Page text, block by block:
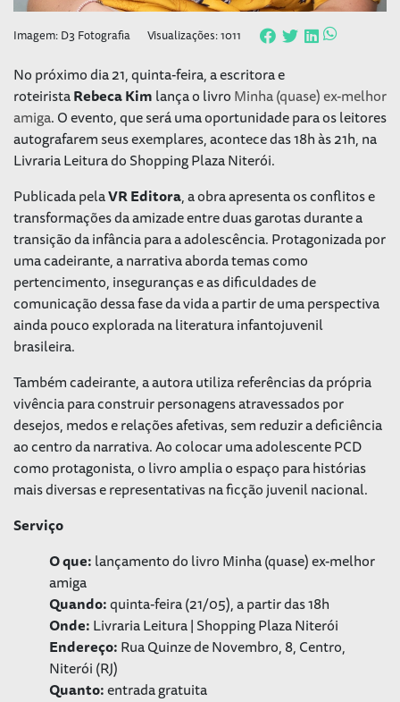
Imagem: D3 Fotografia Visualizações: 1011
No próximo dia 21, quinta-feira, a escritora e
roteiristaRebeca Kimlança o livroMinha (quase) ex-melhor
amiga. O evento, que será uma oportunidade para os leitores
autografarem seus exemplares, acontece das 18h às 21h, na
Livraria Leitura do Shopping Plaza Niterói.
Publicada pelaVR Editora, a obra apresenta os conflitos e
transformações da amizade entre duas garotas durante a
transição da infância para a adolescência. Protagonizada por
uma cadeirante, a narrativa aborda temas como
pertencimento, inseguranças e as dificuldades de
comunicação dessa fase da vida a partir de uma perspectiva
ainda pouco explorada na literatura infantojuvenil
brasileira.
Também cadeirante, a autora utiliza referências da própria
vivência para construir personagens atravessados por
desejos, medos e relações afetivas, sem reduzir a deficiência
ao centro da narrativa. Ao colocar uma adolescente PCD
como protagonista, o livro amplia o espaço para histórias
mais diversas e representativas na ficção juvenil nacional.
Serviço
O que:lançamento do livroMinha (quase) ex-melhor
amiga
Quando:quinta-feira (21/05), a partir das 18h
Onde:Livraria Leitura | Shopping Plaza Niterói
Endereço:Rua Quinze de Novembro, 8, Centro,
Niterói (RJ)
Quanto:entrada gratuita